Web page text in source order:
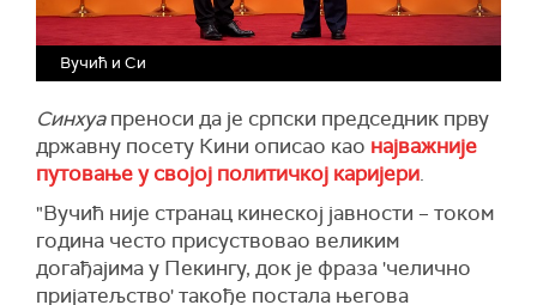
Вучић и Си
Синхуапреноси да је српски председник прву
државну посету Кини описао као најважније
путовање у својој политичкој каријери.
"Вучић није странац кинеској јавности – током
година често присуствовао великим
догађајима у Пекингу, док је фраза 'челично
пријатељство' такође постала његова